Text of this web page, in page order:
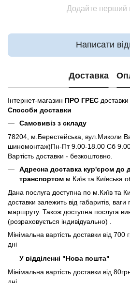
Додайте перший
Написати
Доставка
Інтернет-магазин ПРО ГРЕС доставки
Способи доставки
Самовивіз з складу
78204, м.Берестейська, вул.Миколи
шиномонтаж)Пн-Пт 9.00-18.00 Сб
Вартість доставки - безкоштовно.
Адресна доставка кур'єром до
транспортом м.Київ та Київська
Дана послуга доступна по м.Київ та
доставки залежить від габаритів, ваги
маршруту. Також доступна послуга
(розраховується індивідуально) .
Мінімальна вартість доставки від 700
дні
У відділенні "Нова пошта"
Мінімальна вартість доставки від